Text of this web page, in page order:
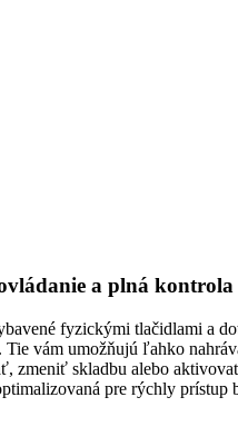
a plná kontrola
fyzickými tlačidlami a
Tie vám umožňujú ľahko
zmeniť skladbu alebo
pre rýchly prístup